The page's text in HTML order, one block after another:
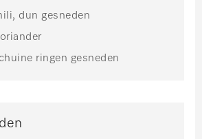
dun gesneden
ringen gesneden